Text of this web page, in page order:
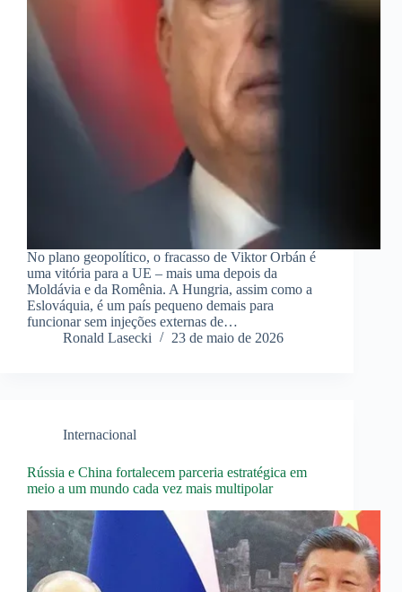
No plano geopolítico, o fracasso de Viktor Orbán é
uma vitória para a UE – mais uma depois da
Moldávia e da Romênia. A Hungria, assim como a
Eslováquia, é um país pequeno demais para
funcionar sem injeções externas de…
Ronald Lasecki
23 de maio de 2026
Internacional
Rússia e China fortalecem parceria estratégica em
meio a um mundo cada vez mais multipolar